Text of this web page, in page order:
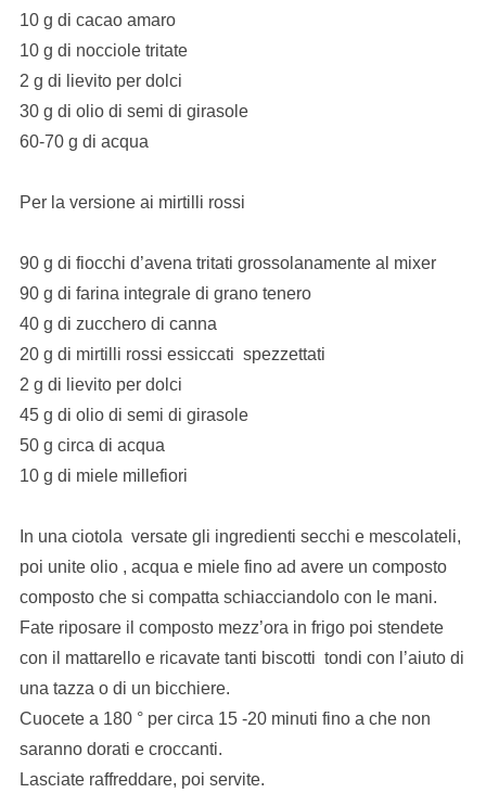
10 g di cacao amaro
10 g di nocciole tritate
2 g di lievito per dolci
30 g di olio di semi di girasole
60-70 g di acqua
Per la versione ai mirtilli rossi
90 g di fiocchi d’avena tritati grossolanamente al mixer
90 g di farina integrale di grano tenero
40 g di zucchero di canna
20 g di mirtilli rossi essiccati spezzettati
2 g di lievito per dolci
45 g di olio di semi di girasole
50 g circa di acqua
10 g di miele millefiori
In una ciotola versate gli ingredienti secchi e mescolateli,
poi unite olio , acqua e miele fino ad avere un composto
composto che si compatta schiacciandolo con le mani.
Fate riposare il composto mezz’ora in frigo poi stendete
con il mattarello e ricavate tanti biscotti tondi con l’aiuto di
una tazza o di un bicchiere.
Cuocete a 180 ° per circa 15 -20 minuti fino a che non
saranno dorati e croccanti.
Lasciate raffreddare, poi servite.